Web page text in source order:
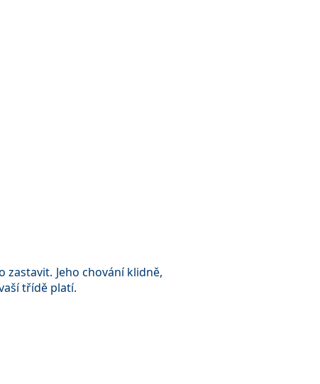
Jeho chování klidně,
třídě platí.